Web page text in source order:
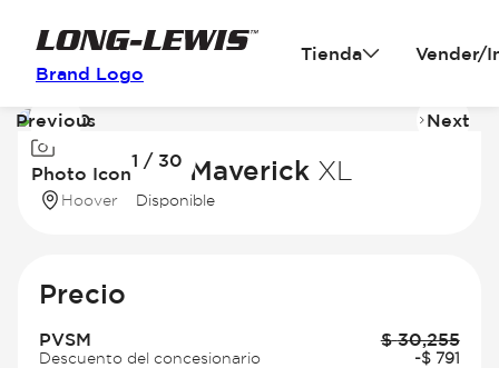
Brand Logo
Tienda Vender/
Image
of
Photo Icon
1 / 30
Previous Next
2026 Ford Maverick XL
Hoover Disponible
Precio
PVSM $ 30,255
Descuento del concesionario -$ 791